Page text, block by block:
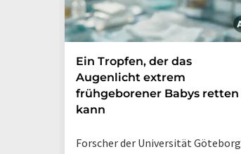
Ein Tropfen, der das
Augenlicht extrem
frühgeborener Babys retten
kann
Forscher der Universität Göteborg